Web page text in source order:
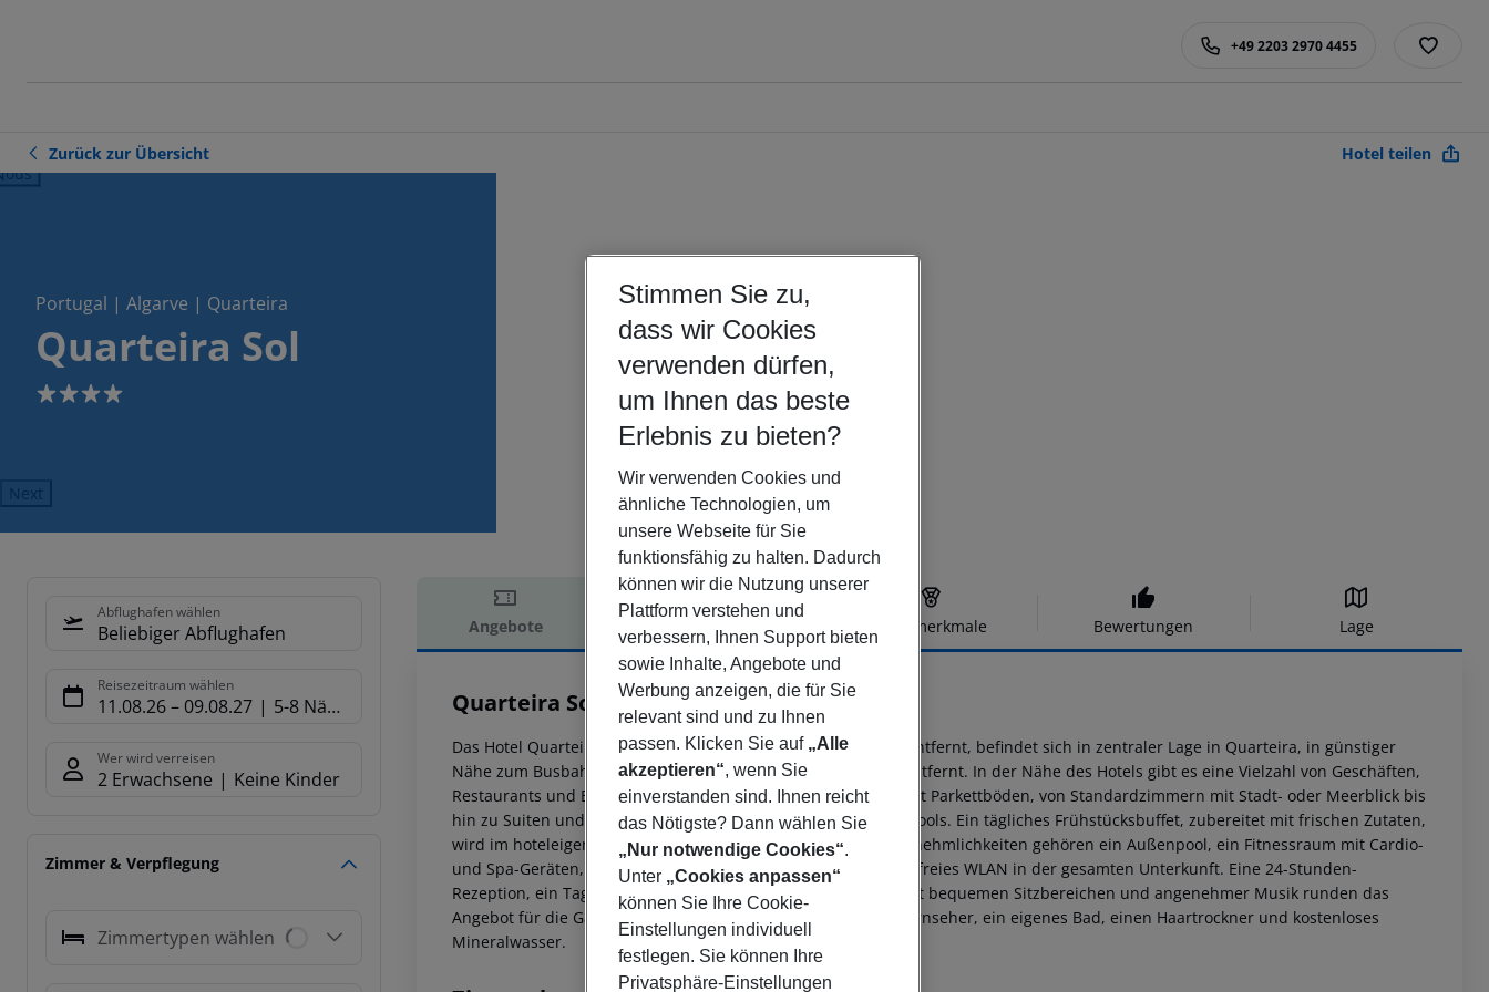
+49 2203 2970 4455
Zurück zur Übersicht Hotel teilen
Portugal | Algarve | Quarteira
Quarteira Sol
4
Next
Abflughafen wählen
Beliebiger Abflughafen
Reisezeitraum wählen
11.08.26– 09.08.27 5-8 Nächte
Wer wird verreisen
2 Erwachsene Keine Kinder
Zimmer & Verpflegung
Zimmertypen wählen
Angebote Hotelbeschreibung Hotelmerkmale Bewertungen Lage
Hotelbeschreibung
Quarteira Sol
Das Hotel QuarteiraSol, eine kurze Fahrt vom Flughafen Faro entfernt, befindet sich in zentraler Lage in Quarteira, in günstiger
Nähe zum Busbahnhof und nur wenige Schritte vom Strand entfernt. In der Nähe des Hotels gibt es eine Vielzahl von Geschäften,
Restaurants und Bars. Das Hotel bietet 75 moderne Zimmer mit Parkettböden, von Standardzimmern mit Stadt- oder Meerblick bis
hin zu Suiten und Superior-Zimmern mit Balkonen und Whirlpools. Ein tägliches Frühstücksbuffet, zubereitet mit frischen Zutaten,
wird im hoteleigenen Restaurant serviert. Zu den weiteren Annehmlichkeiten gehören ein Außenpool, ein Fitnessraum mit Cardio-
und Spa-Geräten, ein türkisches Bad, eine Sauna sowie kostenfreies WLAN in der gesamten Unterkunft. Eine 24-Stunden-
Rezeption, ein Tagungsraum und eine geräumige Lobbybar mit bequemen Sitzbereichen und angenehmer Musik runden das
Angebot für die Gäste ab. Alle Zimmer verfügen über einen Fernseher, ein eigenes Bad, einen Haartrockner und kostenloses
Mineralwasser.
Stimmen Sie zu,
dass wir Cookies
verwenden dürfen,
um Ihnen das beste
Erlebnis zu bieten?
Wir verwenden Cookies und
ähnliche Technologien, um
unsere Webseite für Sie
funktionsfähig zu halten. Dadurch
können wir die Nutzung unserer
Plattform verstehen und
verbessern, Ihnen Support bieten
sowie Inhalte, Angebote und
Werbung anzeigen, die für Sie
relevant sind und zu Ihnen
passen. Klicken Sie auf „Alle
akzeptieren“, wenn Sie
einverstanden sind. Ihnen reicht
das Nötigste? Dann wählen Sie
„Nur notwendige Cookies“.
Unter „Cookies anpassen“
können Sie Ihre Cookie-
Einstellungen individuell
festlegen. Sie können Ihre
Privatsphäre-Einstellungen